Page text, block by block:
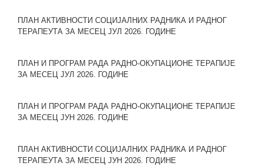
ПЛАН АКТИВНОСТИ СОЦИЈАЛНИХ РАДНИКА И РАДНОГ
ТЕРАПЕУТА ЗА МЕСЕЦ ЈУЛ 2026. ГОДИНЕ
ПЛАН И ПРОГРАМ РАДА РАДНО-ОКУПАЦИОНЕ ТЕРАПИЈЕ
ЗА МЕСЕЦ ЈУЛ 2026. ГОДИНЕ
ПЛАН И ПРОГРАМ РАДА РАДНО-ОКУПАЦИОНЕ ТЕРАПИЈЕ
ЗА МЕСЕЦ ЈУН 2026. ГОДИНЕ
ПЛАН АКТИВНОСТИ СОЦИЈАЛНИХ РАДНИКА И РАДНОГ
ТЕРАПЕУТА ЗА МЕСЕЦ ЈУН 2026. ГОДИНЕ